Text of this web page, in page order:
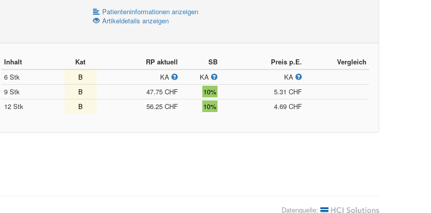
Patienteninformationen anzeigen
Artikeldetails anzeigen
Inhalt Kat RP aktuell SB Preis p.E.
Vergleich
6 Stk
B KA KA
KA
9 Stk
B 47.75 CHF 10%
5.31 CHF
12 Stk
B 56.25 CHF 10% 4.69 CHF
Datenquelle: